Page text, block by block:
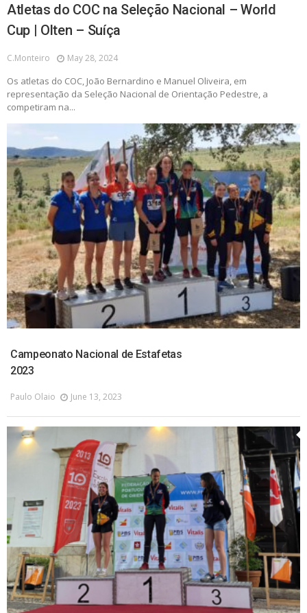
Atletas do COC na Seleção Nacional – World
Cup | Olten – Suíça
C.monteiro May 28, 2024
Os atletas do COC, João Bernardino e Manuel Oliveira, em
representação da Seleção Nacional de Orientação Pedestre, a
competiram na...
Campeonato Nacional de Estafetas
2023
Paulo Olaio June 13, 2023